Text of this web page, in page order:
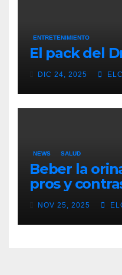
ENTRETENIMIENTO
El pack del
DIC 24, 2025
NEWS SALUD
Beber la
pros y
NOV 25, 2025